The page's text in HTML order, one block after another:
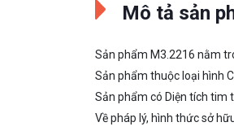
Mô tả sản
Sản phẩm M3.2216 nằm
Sản phẩm thuộc loại hình
Sản phẩm có Diện tích tim
Về pháp lý, hình thức sở